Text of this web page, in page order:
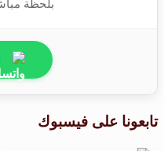
بلحظة
تابعونا على فيسبوك